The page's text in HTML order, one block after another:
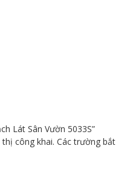
Lát Sân Vườn 5033S”
công khai. Các trường bắt